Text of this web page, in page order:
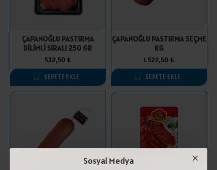
Sosyal Medya
ÇAPANOĞLU PASTIRMA
DİLİMLİ SIRALI 250 GR
532,50 ₺
SEPETE EKLE
ÇAPANOĞLU PASTIRMA SEÇME
KG
1.522,50 ₺
SEPETE EKLE